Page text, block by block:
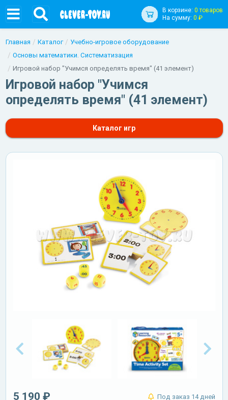
В корзине: 0 товаров
На сумму: 0 ₽
Главная Каталог
Учебно-игровое оборудование
Основы математики. Систематизация
Игровой набор "Учимся определять время" (41 элемент)
Игровой набор "Учимся
определять время" (41 элемент)
Каталог игр
5 190 ₽ Под заказ 14 дней